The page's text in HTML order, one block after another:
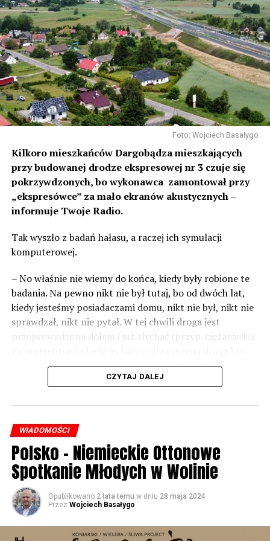
Foto: Wojciech Basałygo
Kilkoro mieszkańców Dargobądza mieszkających
przy budowanej drodze ekspresowej nr 3 czuje się
pokrzywdzonych, bo wykonawca zamontował przy
„ekspresówce” za mało ekranów akustycznych –
informuje Twoje Radio.
Tak wyszło z badań hałasu, a raczej ich symulacji
komputerowej.
– No właśnie nie wiemy do końca, kiedy były robione te
badania. Na pewno nikt nie był tutaj, bo od dwóch lat,
kiedy jesteśmy posiadaczami domu, nikt nie był, nikt nie
sprawdzał, nikt nie pytał. W tej chwili droga jest
przeprowadzona dołem i już słychać (przyp. ciężarówki).
będzie czteropasmowa droga – mówi Sylwia Rudak,
mieszkanka Dargobądza.
Inwestor tłumaczy, że poluzowano normy i to co było
hałasem jeszcze kilkanaście lat temu – dziś już nim nie
jest.
– Tych ekranów rzeczywiście w rejonie miejscowości
Dargobądz jest trochę mniej niż było przy starej drodze
krajowej numer trzy. Natomiast to wynika również z
tego, że te normy dopuszczalnego hałasu, które obecnie
obowiązują i które obowiązywały również podczas
przygotowywania dokumentacji projektowej dla drogi
CZYTAJ DALEJ
WIADOMOŚCI
Polsko – Niemieckie Ottonowe
Spotkanie Młodych w Wolinie
Opublikowano 2 lata temu w dniu 28 maja 2024
Przez Wojciech Basałygo